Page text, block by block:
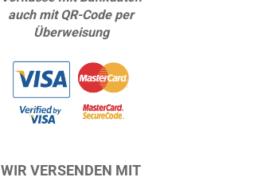
auch mit QR-Code per
Überweisung
WIR VERSENDEN MIT